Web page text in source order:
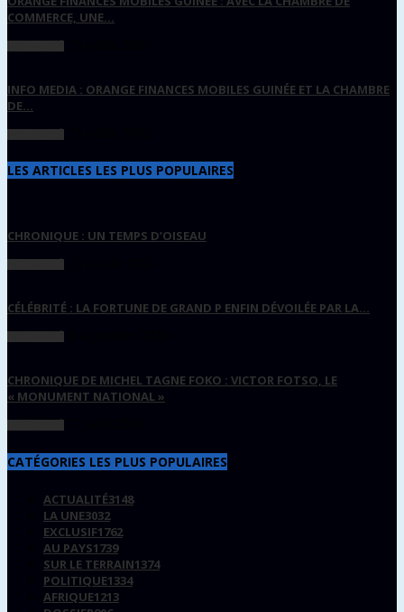
COMMERCE, UNE...
INFO MEDIA : ORANGE FINANCES MOBILES GUINÉE ET LA CHAMBRE
DE...
LES ARTICLES LES PLUS POPULAIRES
CHRONIQUE : UN TEMPS D’OISEAU
CÉLÉBRITÉ : LA FORTUNE DE GRAND P ENFIN DÉVOILÉE PAR LA...
CHRONIQUE DE MICHEL TAGNE FOKO : VICTOR FOTSO, LE
« MONUMENT NATIONAL »
CATÉGORIES LES PLUS POPULAIRES
ACTUALITÉ3148
LA UNE3032
EXCLUSIF1762
AU PAYS1739
SUR LE TERRAIN1374
POLITIQUE1334
AFRIQUE1213